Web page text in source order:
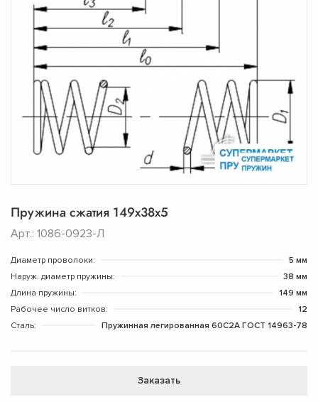
Пружина сжатия 149х38х5
Арт.: 1086-0923-Л
Диаметр проволоки:
5 мм
Наруж. диаметр пружины:
38 мм
Длина пружины:
149 мм
Рабочее число витков:
12
Сталь:
Пружинная легированная 60С2А ГОСТ 14963-78
Заказать